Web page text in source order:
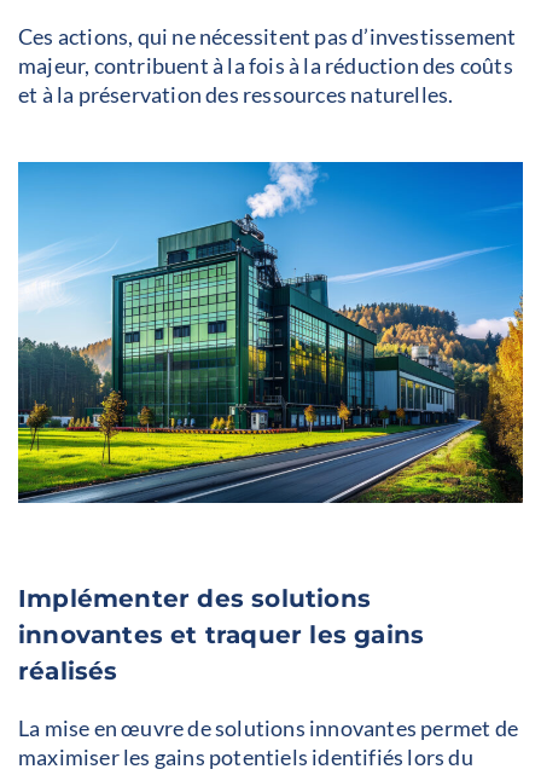
Ces actions, qui ne nécessitent pas d’investissement
majeur, contribuent à la fois à la réduction des coûts
et à la préservation des ressources naturelles.
Implémenter des solutions
innovantes et traquer les gains
réalisés
La mise en œuvre de solutions innovantes permet de
maximiser les gains potentiels identifiés lors du